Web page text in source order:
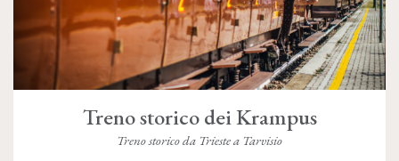
Treno storico dei Krampus
Treno storico da Trieste a Tarvisio